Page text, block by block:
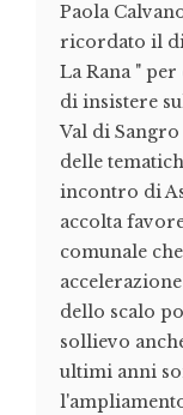
Paola
ricordato il
La Rana "
di insistere
Val di
delle
incontro di
accolta
comunale
dello scalo
sollievo
ultimi anni